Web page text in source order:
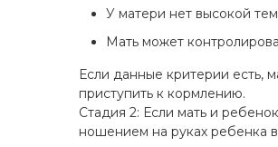
У матери нет высокой
Мать может
Если данные критерии есть,
приступить к кормлению.
Стадия 2: Если мать и
ношением на руках ребенка